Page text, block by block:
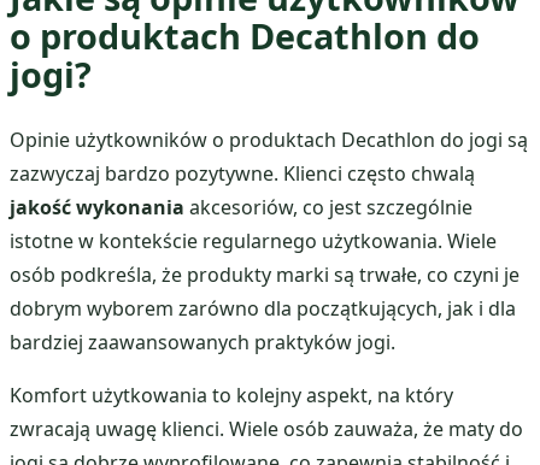
o produktach Decathlon do
jogi?
Opinie użytkowników o produktach Decathlon do jogi są
zazwyczaj bardzo pozytywne. Klienci często chwalą
jakość wykonania akcesoriów, co jest szczególnie
istotne w kontekście regularnego użytkowania. Wiele
osób podkreśla, że produkty marki są trwałe, co czyni je
dobrym wyborem zarówno dla początkujących, jak i dla
bardziej zaawansowanych praktyków jogi.
Komfort użytkowania to kolejny aspekt, na który
zwracają uwagę klienci. Wiele osób zauważa, że maty do